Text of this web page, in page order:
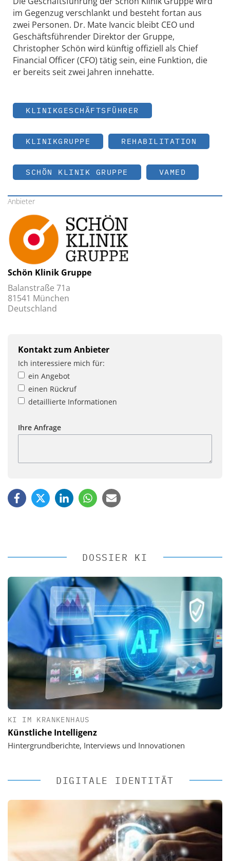
im Gegenzug verschlankt und besteht fortan aus
zwei Personen. Dr. Mate Ivancic bleibt CEO und
Geschäftsführender Direktor der Gruppe,
Christopher Schön wird künftig offiziell als Chief
Financial Officer (CFO) tätig sein, eine Funktion, die
er bereits seit zwei Jahren innehatte.
KLINIKGESCHÄFTSFÜHRER
KLINIKGRUPPE REHABILITATION
SCHÖN KLINIK GRUPPE VAMED
Anbieter
Schön Klinik Gruppe
Balanstraße 71a
81541 München
Deutschland
Kontakt zum Anbieter
Ich interessiere mich für:
ein Angebot
einen Rückruf
detaillierte Informationen
Ihre Anfrage
DOSSIER KI
KI IM KRANKENHAUS
Künstliche Intelligenz
Hintergrundberichte, Interviews und Innovationen
DIGITALE IDENTITÄT